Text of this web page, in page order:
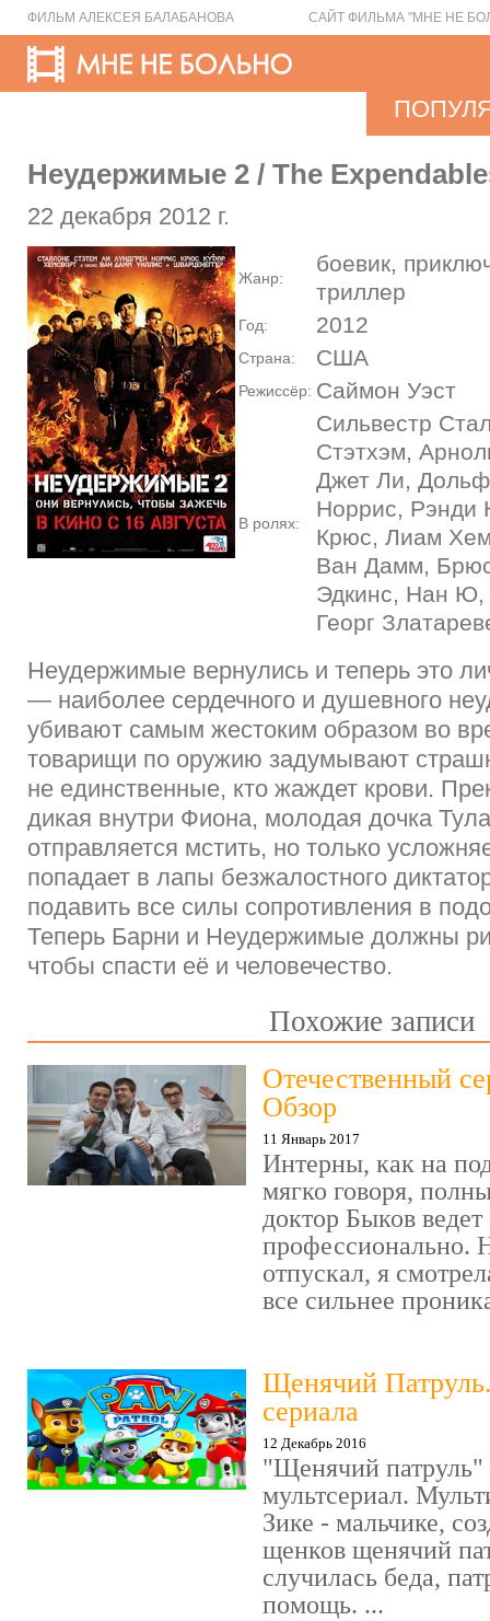
ФИЛЬМ АЛЕКСЕЯ БАЛАБАНОВА САЙТ ФИЛЬМА "МНЕ НЕ
Неудержимые 2 / The
22 декабря 2012 г.
Жанр:
боевик,
триллер
Год: 2012
Страна: США
Режиссёр: Саймон Уэст
В ролях:
Сильвестр
Стэтхэм,
Джет Ли,
Норрис, Рэнди
Крюс, Лиам
Ван Дамм,
Эдкинс, Нан
Георг
Неудержимые вернулись и теперь это
— наиболее сердечного и душевного
убивают самым жестоким образом во
товарищи по оружию задумывают
не единственные, кто жаждет крови.
дикая внутри Фиона, молодая дочка
отправляется мстить, но только
попадает в лапы безжалостного
подавить все силы сопротивления в
Теперь Барни и Неудержимые должны
чтобы спасти её и человечество.
Похожие записи
Отечественный
Обзор
11 Январь 2017
Интерны, как на
мягко говоря,
доктор Быков ведет
профессионально.
отпускал, я
все сильнее
Щенячий
сериала
12 Декабрь 2016
"Щенячий патруль"
мультсериал.
Зике - мальчике,
щенков щенячий
случилась беда,
помощь. ...